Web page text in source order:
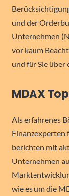
und der
Unternehmen
vor kaum
und für Sie über
MDAX
Als erfahrenes
Finanzexperten
berichten mit
Unternehmen
wie es um die